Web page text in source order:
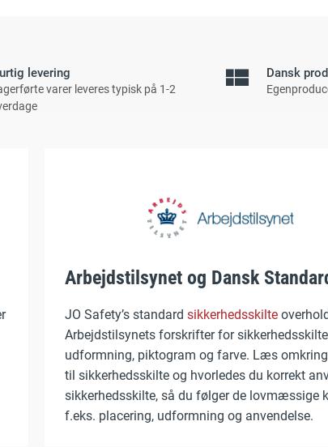
levering
varer leveres typisk på 1-2
Dansk
Arbejdstilsynet og Dansk
JO Safety’s standard sikkerhedsskilte
Arbejdstilsynets forskrifter for
udformning, piktogram og farve. Læs
til sikkerhedsskilte og hvorledes du korrekt
sikkerhedsskilte, så du følger de lovmæssige
f.eks. placering, udformning og anvendelse.